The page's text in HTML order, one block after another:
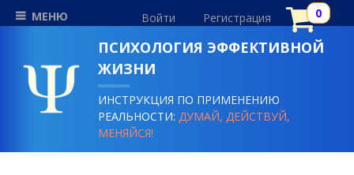
МЕНЮ Войти Регистрация
ПСИХОЛОГИЯ ЭФФЕКТИВНОЙ
ЖИЗНИ
ИНСТРУКЦИЯ ПО ПРИМЕНЕНИЮ
РЕАЛЬНОСТИ:ДУМАЙ, ДЕЙСТВУЙ,
МЕНЯЙСЯ!